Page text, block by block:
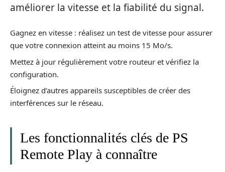
améliorer la vitesse et la fiabilité du signal.
Gagnez en vitesse : réalisez un test de vitesse pour assurer
que votre connexion atteint au moins 15 Mo/s.
Mettez à jour régulièrement votre routeur et vérifiez la
configuration.
Éloignez d’autres appareils susceptibles de créer des
interférences sur le réseau.
Les fonctionnalités clés de PS
Remote Play à connaître